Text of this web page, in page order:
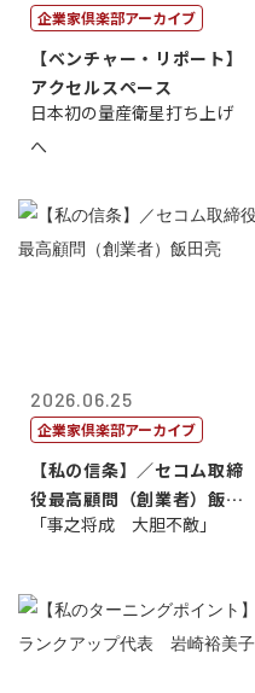
企業家倶楽部アーカイブ
【ベンチャー・リポート】
アクセルスペース
日本初の量産衛星打ち上げ
へ
2026.06.25
企業家倶楽部アーカイブ
【私の信条】／セコム取締
役最高顧問（創業者）飯田
亮
「事之将成 大胆不敵」